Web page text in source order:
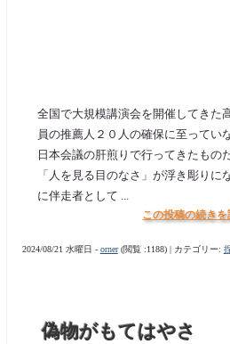
全国で大規模講演会を開催してきた
員の推薦人２０人の確保に至ってい
日本会議の肝煎りで行ってきたもの
「人を見る目のなさ」が浮き彫りに
に伴走者として ...
この投稿の続きを
2024/08/21 水曜日 - orner(閲覧 :1188) | カテゴリー:
偽物がもてはやさ